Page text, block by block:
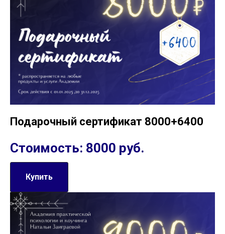
Подарочный сертификат 8000+6400
Стоимость: 8000 руб.
Купить